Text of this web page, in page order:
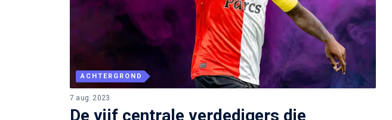
ACHTERGROND
7 aug. 2023
De vijf centrale verdedigers die